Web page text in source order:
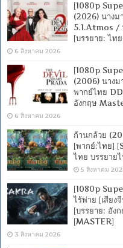
[1080p
(2026) นางม
5.1.Atmos /
[บรรยาย: ไท
6 สิงหาคม 2026
[1080p
(2006) นางม
พากย์ไทย
อังกฤษ
6 สิงหาคม 2026
ก้านกล้วย
[พากย์:ไทย]
ไทย บรรยาย
5 สิงหาคม
[1080p
ไร้พ่าย [เสีย
[บรรยาย: อัง
[MASTER]
3 สิงหาคม 2026